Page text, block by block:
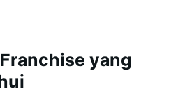
yang